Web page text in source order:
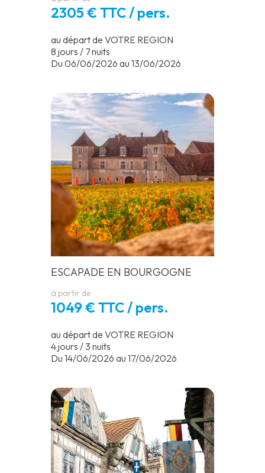
2305 € TTC / pers.
au départ de VOTRE REGION
8 jours / 7 nuits
Du 06/06/2026 au 13/06/2026
ESCAPADE EN BOURGOGNE
à partir de
1049 € TTC / pers.
au départ de VOTRE REGION
4 jours / 3 nuits
Du 14/06/2026 au 17/06/2026